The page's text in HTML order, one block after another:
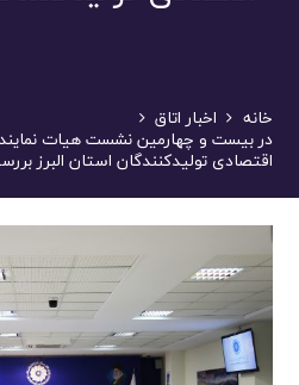
خانه اخبار اتاق
در بیست و چهارمین نشست هیات
اقتصادی تولیدکنندگان استان البرز